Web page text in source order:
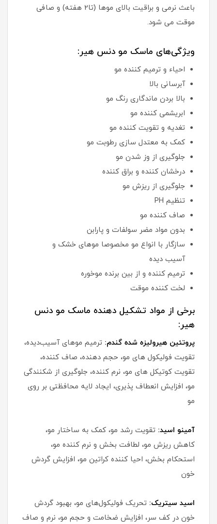
باعث نرمی و براقیت بالای موها (تا2 هفته) و صافی
موقت می شود.
ویژگی‌های ماسک مو دنس هیر:
احیاء و ترمیم کننده مو
آبرسانی بالا
بالا بردن ماندگاری رنگ مو
ابریشمی کننده مو
تغدیه و تقویت کننده مو
کمک به معتدل سازی رطوبت مو
جلوگیری از وز شدن مو
درخشان کننده و براق کننده
جلوگیری از ریزش مو
تنظیم PH
صاف کننده مو
بدون مواد مضر سولفات و پارابن
سازگار با انواع مو مخصوصا موهای خشک و
آسیب دیده
ترمیم کننده و از بین برنده موخوره
لخت کننده موقت
برخی از مواد تشکیل دهنده ماسک مو دنس
هیر:
پروتئین هیرولیزه شده گندم: ترمیم موهای آسیب‌دیده،
تقویت فولیکول های مو، حجم دهنده، صاف کننده،
تقویت کوتیکل های مو، نرم کننده، جلوگیری از شکنندگی
مو، افزایش انعطاف پذیری، ایجاد لایه محافظتی بر روی
مو
آمینو اسید: تقویت رشد مو، کمک به ساختار مو،
کاهش ریزش مو، لطافت بخش و نرم کننده مو،
استحکام بخش، احیا کننده کراتین مو، افزایش گردش
خون
اسید سیتریک: تحریک فولیکول‌های مو، بهبود گردش
خون در کف سر، افزایش ضخامت و حجم مو، نرم و صاف